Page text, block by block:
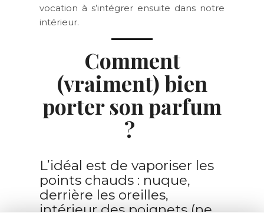
vocation à s’intégrer ensuite dans notre
intérieur.
Comment
(vraiment) bien
porter son parfum
?
L’idéal est de vaporiser les
points chauds : nuque,
derrière les oreilles,
intérieur des poignets (ne